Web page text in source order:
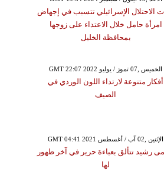
الاحتلال الإسرائيلي تتسبب في إجهاض
امرأة حامل خلال الاعتداء على زوجها
بمحافظة الخليل
GMT 22:07 2022 الخميس ,07 تموز / يوليو
أفكار متنوعة لارتداء اللون الوردي في
الصيف
GMT 04:41 2021 الإثنين ,02 آب / أغسطس
رشيد تتألق بعباءة حرير في آخر ظهور
لها